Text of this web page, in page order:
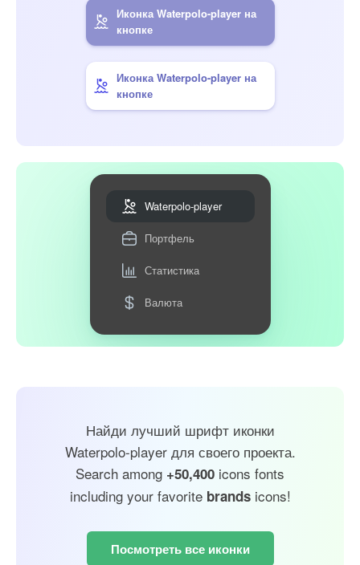
Иконка Waterpolo-player на
кнопке
Иконка Waterpolo-player на
кнопке
Waterpolo-player
Портфель
Статистика
Валюта
Найди лучший шрифт иконки
Waterpolo-player для своего проекта.
Search among +50,400 icons fonts
including your favorite brandsicons!
Посмотреть все иконки